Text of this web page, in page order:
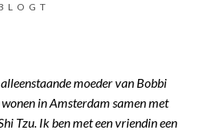
moeder van Bobbi
in Amsterdam samen met
Tzu. Ik ben met een vriendin een